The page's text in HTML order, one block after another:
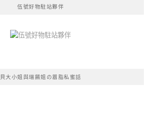
伍號好物駐站夥伴
貝大小姐與瑞餚姐の囂脂私蜜話